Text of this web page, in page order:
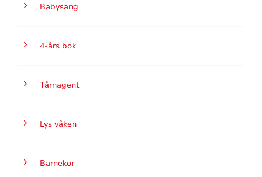
Babysang
4-års bok
Tårnagent
Lys våken
Barnekor